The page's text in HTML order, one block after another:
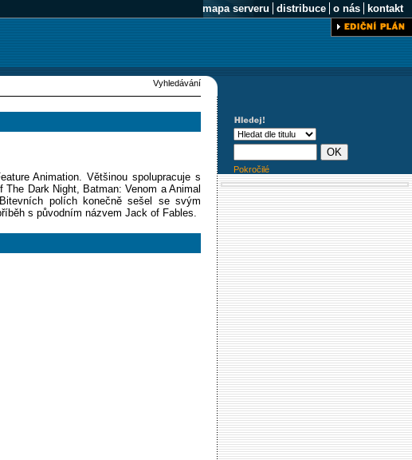
mapa serveru distribuce o nás kontakt
Vyhledávání
Animation. Většinou spolupracuje s
Dark Night, Batman: Venom a Animal
polích konečně sešel se svým
s původním názvem Jack of Fables.
Pokročilé